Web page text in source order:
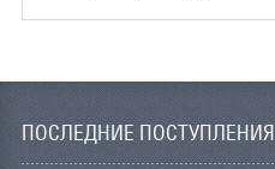
ПОСЛЕДНИЕ ПОСТУПЛЕНИЯ